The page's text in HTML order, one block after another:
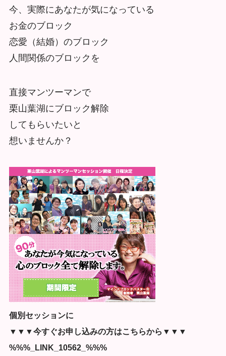
今、実際にあなたが気になっている
お金のブロック
恋愛（結婚）のブロック
人間関係のブロックを
直接マンツーマンで
栗山葉湖にブロック解除
してもらいたいと
想いませんか？
個別セッションに
▼▼▼今すぐお申し込みの方はこちらから▼▼▼
%%%_LINK_10562_%%%